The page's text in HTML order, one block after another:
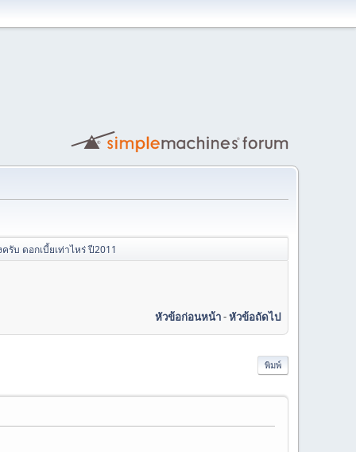
รับ ดอกเบี้ยเท่าไหร่ ปี2011
หัวข้อก่อนหน้า-หัวข้อถัดไป
พิมพ์